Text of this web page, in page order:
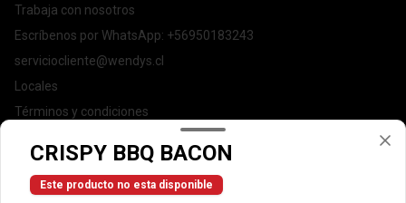
Trabaja con nosotros
Escríbenos por WhatsApp: +56950183243
serviciocliente@wendys.cl
Locales
Términos y condiciones
Redes sociales
CRISPY BBQ BACON
Este producto no esta disponible